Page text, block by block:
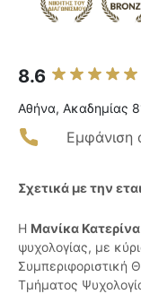
8.6
Αθήνα, Ακαδημίας
Εμφάνιση
Σχετικά με την
Η Μανίκα Κατερίνα
ψυχολογίας, με
Συμπεριφοριστική
Τμήματος